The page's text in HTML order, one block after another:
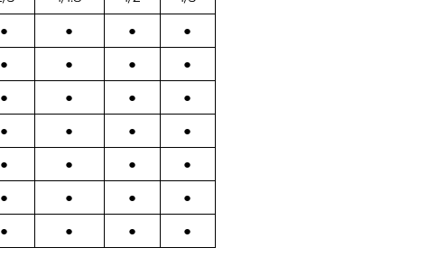
● ● ●
●
● ● ●
●
● ● ●
●
● ● ●
●
● ● ●
●
● ● ●
●
● ● ● ●